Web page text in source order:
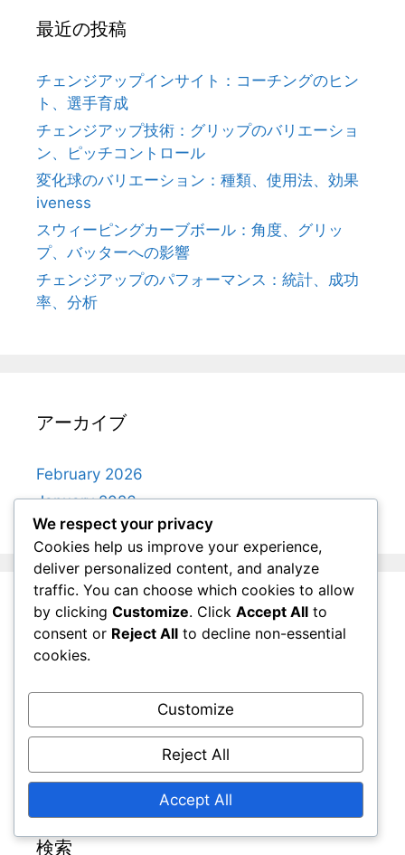
最近の投稿
チェンジアップインサイト：コーチングのヒン
ト、選手育成
チェンジアップ技術：グリップのバリエーショ
ン、ピッチコントロール
変化球のバリエーション：種類、使用法、効果
iveness
スウィーピングカーブボール：角度、グリッ
プ、バッターへの影響
チェンジアップのパフォーマンス：統計、成功
率、分析
アーカイブ
February 2026
January 2026
法的情報
プライバシーポリシー
ご連絡ください
クッキーとトラッキング
サービス利用規約
検索
We respect your privacy
Cookies help us improve your experience,
deliver personalized content, and analyze
traffic. You can choose which cookies to allow
by clicking Customize. Click Accept All to
consent or Reject All to decline non-essential
cookies.
Customize
Reject All
Accept All